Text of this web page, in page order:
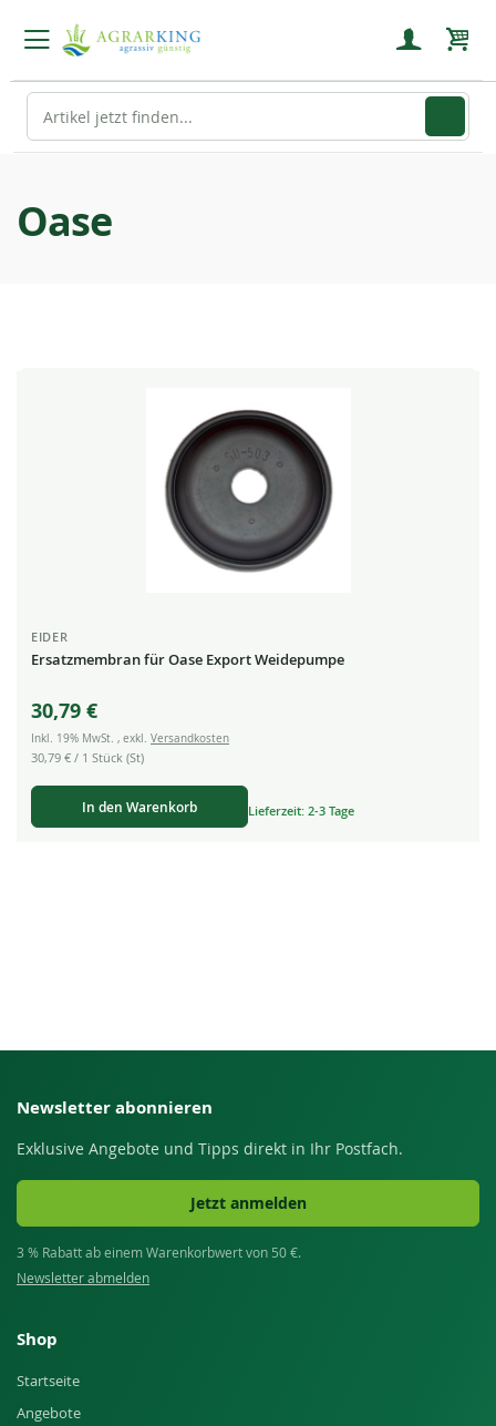
Oase
EIDER
Ersatzmembran für Oase Export Weidepumpe
30,79 €
Inkl. 19% MwSt. , exkl. Versandkosten
30,79 € / 1 Stück (St)
In den Warenkorb Lieferzeit: 2-3 Tage
Newsletter abonnieren
Exklusive Angebote und Tipps direkt in Ihr Postfach.
Jetzt anmelden
3 % Rabatt ab einem Warenkorbwert von 50 €.
Newsletter abmelden
Shop
Startseite
Angebote